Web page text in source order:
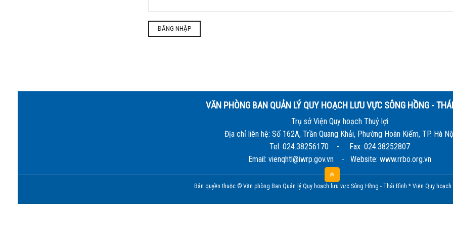
VĂN PHÒNG BAN QUẢN LÝ QUY HOẠCH LƯU VỰC SÔNG HỒNG -
Trụ sở Viện Quy hoạch Thuỷ lợi
Địa chỉ liên hệ: Số 162A, Trần Quang Khải, Phường Hoàn Kiếm, TP. Hà
Tel: 024.38256170 - Fax: 024.38252807
Email: vienqhtl@iwrp.gov.vn - Website: www.rrbo.org.vn
Bản quyền thuộc © Văn phòng Ban Quản lý Quy hoạch lưu vực Sông Hồng - Thái Bình * Viện Quy